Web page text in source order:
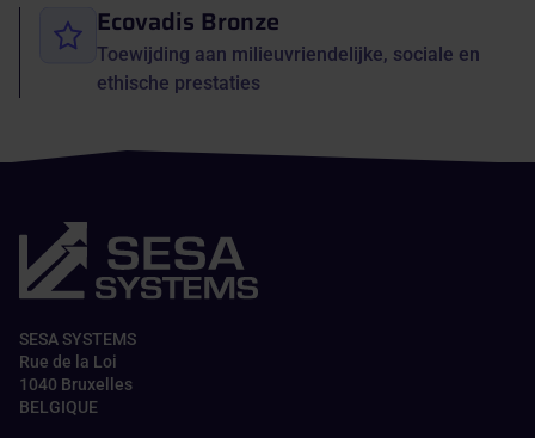
Ecovadis Bronze
Toewijding aan milieuvriendelijke, sociale en
ethische prestaties
SESA SYSTEMS
Rue de la Loi
1040 Bruxelles
BELGIQUE